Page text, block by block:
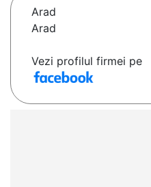
Arad
Arad
Vezi profilul firmei pe